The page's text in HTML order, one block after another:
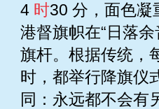
4 时30 分，面色凝
港督旗帜在“日落
旗杆。根据传统，
时，都举行降旗仪
同：永远都不会有